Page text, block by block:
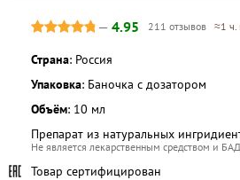
— 4.95 211 отзывов ≈1 ч.
Страна: Россия
Упаковка: Баночка с дозатором
Объём: 10 мл
Препарат из натуральных
Не является лекарственным средством и
Товар сертифицирован